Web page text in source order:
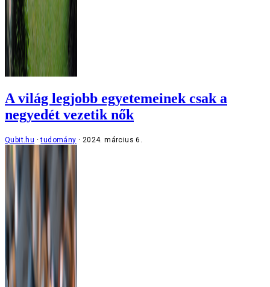
A világ legjobb egyetemeinek csak a
negyedét vezetik nők
Qubit.hu tudomány 2024. március 6.